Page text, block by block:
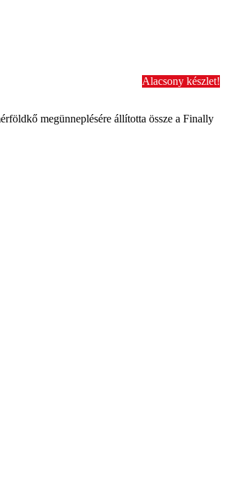
Alacsony készlet!
megünneplésére állította össze a Finally